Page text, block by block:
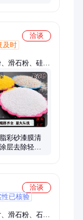
洽谈
及时
滑石粉、硅藻
彩砂漆膜清
层去除轻砂
洽谈
性已核验
滑石粉、石英